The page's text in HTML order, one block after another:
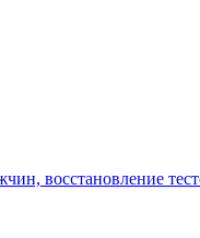
восстановление